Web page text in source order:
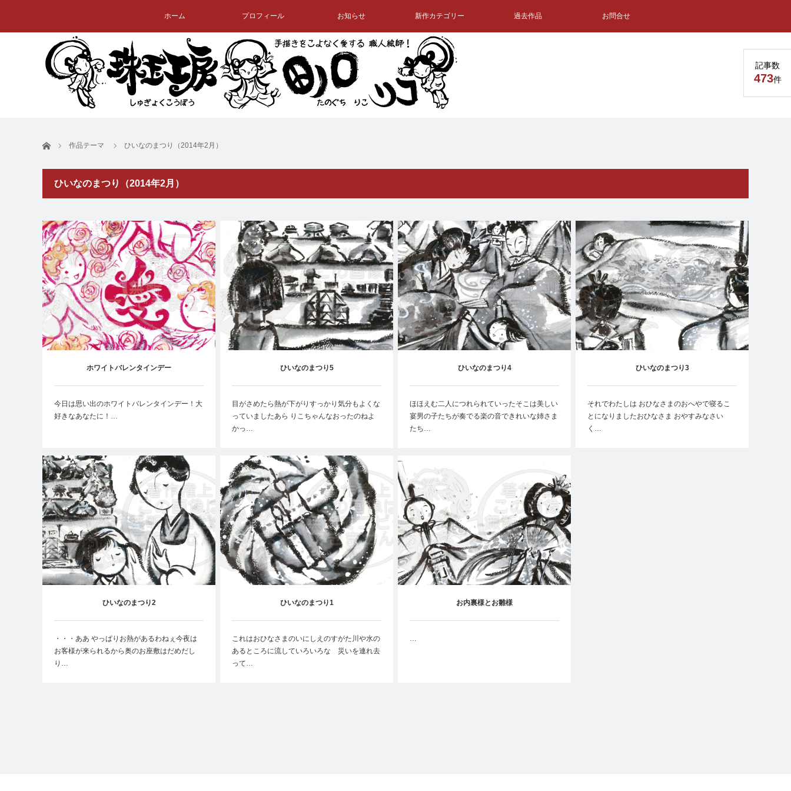
ホーム プロフィール お知らせ 新作カテゴリー 過去作品 お問合せ
記事数
473件
ホーム 作品テーマ ひいなのまつり（2014年2月）
ひいなのまつり（2014年2月）
ホワイトバレンタインデー
今日は思い出のホワイトバレンタインデー！大
好きなあなたに！…
ひいなのまつり5
目がさめたら熱が下がりすっかり気分もよくな
っていましたあら りこちゃんなおったのねよ
かっ…
ひいなのまつり4
ほほえむ二人につれられていったそこは美しい
宴男の子たちが奏でる楽の音できれいな姉さま
たち…
ひいなのまつり3
それでわたしは おひなさまのおへやで寝るこ
とになりましたおひなさま おやすみなさい
く…
ひいなのまつり2
・・・ああ やっぱりお熱があるわねぇ今夜は
お客様が来られるから奥のお座敷はだめだし
り…
ひいなのまつり1
これはおひなさまのいにしえのすがた川や水の
あるところに流していろいろな 災いを連れ去
って…
お内裏様とお雛様
…